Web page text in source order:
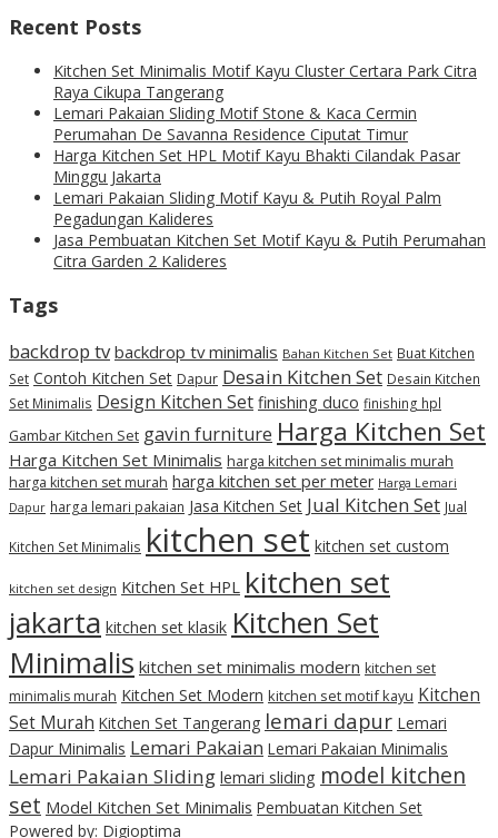
Recent Posts
Kitchen Set Minimalis Motif Kayu Cluster Certara Park Citra
Raya Cikupa Tangerang
Lemari Pakaian Sliding Motif Stone & Kaca Cermin
Perumahan De Savanna Residence Ciputat Timur
Harga Kitchen Set HPL Motif Kayu Bhakti Cilandak Pasar
Minggu Jakarta
Lemari Pakaian Sliding Motif Kayu & Putih Royal Palm
Pegadungan Kalideres
Jasa Pembuatan Kitchen Set Motif Kayu & Putih Perumahan
Citra Garden 2 Kalideres
Tags
backdrop tv backdrop tv minimalis Bahan Kitchen Set Buat Kitchen
Set Contoh Kitchen Set Dapur Desain Kitchen Set Desain Kitchen
Set Minimalis Design Kitchen Set finishing duco finishing hpl
Gambar Kitchen Set gavin furniture Harga Kitchen Set
Harga Kitchen Set Minimalis harga kitchen set minimalis murah
harga kitchen set murah harga kitchen set per meter Harga Lemari
Dapur harga lemari pakaian Jasa Kitchen Set Jual Kitchen Set Jual
Kitchen Set Minimalis kitchen set kitchen set custom
kitchen set design Kitchen Set HPL kitchen set
jakarta kitchen set klasik Kitchen Set
Minimalis kitchen set minimalis modern kitchen set
minimalis murah Kitchen Set Modern kitchen set motif kayu Kitchen
Set Murah Kitchen Set Tangerang lemari dapur Lemari
Dapur Minimalis Lemari Pakaian Lemari Pakaian Minimalis
Lemari Pakaian Sliding lemari sliding model kitchen
set Model Kitchen Set Minimalis Pembuatan Kitchen Set
Powered by: Digioptima